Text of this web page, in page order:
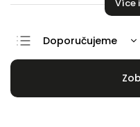
úroveň vaší domácnosti!
Více
Doporučujeme
Nejlevnější